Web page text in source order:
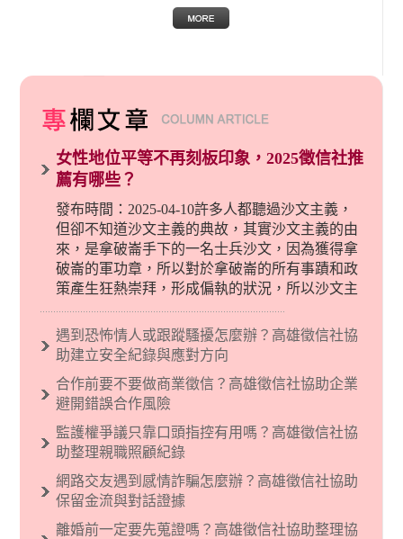
女性地位平等不再刻板印象，2025徵信社推
薦有哪些？
發布時間：2025-04-10許多人都聽過沙文主義，
但卻不知道沙文主義的典故，其實沙文主義的由
來，是拿破崙手下的一名士兵沙文，因為獲得拿
破崙的軍功章，所以對於拿破崙的所有事蹟和政
策產生狂熱崇拜，形成偏執的狀況，所以沙文主
義後來就被拿來暗指偏見和歧視，而且有沙文主
義傾向的人，通常對於自己的國家和民族有超強
烈的卓越感，因而瞧不起其他國家的人，所以沙
現了男性沙文…
遇到恐怖情人或跟蹤騷擾怎麼辦？高雄徵信社協
助建立安全紀錄與應對方向
合作前要不要做商業徵信？高雄徵信社協助企業
避開錯誤合作風險
監護權爭議只靠口頭指控有用嗎？高雄徵信社協
助整理親職照顧紀錄
網路交友遇到感情詐騙怎麼辦？高雄徵信社協助
保留金流與對話證據
離婚前一定要先蒐證嗎？高雄徵信社協助整理協